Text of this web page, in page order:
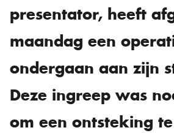
presentator, heeft
maandag een
ondergaan aan zijn
Deze ingreep was
om een ontsteking